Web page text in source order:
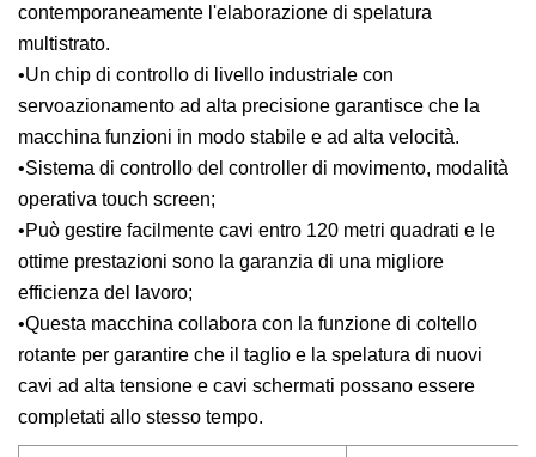
contemporaneamente l'elaborazione di spelatura
multistrato.
•Un chip di controllo di livello industriale con
servoazionamento ad alta precisione garantisce che la
macchina funzioni in modo stabile e ad alta velocità.
•Sistema di controllo del controller di movimento, modalità
operativa touch screen;
•Può gestire facilmente cavi entro 120 metri quadrati e le
ottime prestazioni sono la garanzia di una migliore
efficienza del lavoro;
•Questa macchina collabora con la funzione di coltello
rotante per garantire che il taglio e la spelatura di nuovi
cavi ad alta tensione e cavi schermati possano essere
completati allo stesso tempo.